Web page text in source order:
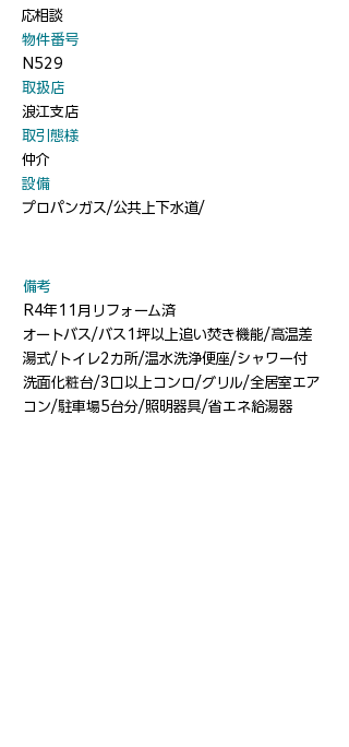
応相談
​物件番号
N529
​取扱店
浪江支店
​取引態様
仲介
​設備
プロパンガス/公共上下水道/
​備考
R4年11月リフォーム済
オートバス/バス1坪以上追い焚き機能/高温差
湯式/トイレ2カ所/温水洗浄便座/シャワー付
洗面化粧台/3口以上コンロ/グリル/全居室エア
コン/駐車場5台分/照明器具/省エネ給湯器